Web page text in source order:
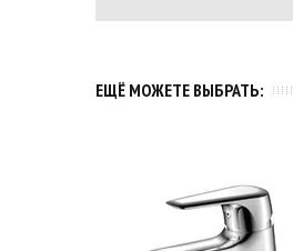
ЕЩЁ МОЖЕТЕ ВЫБРАТЬ: